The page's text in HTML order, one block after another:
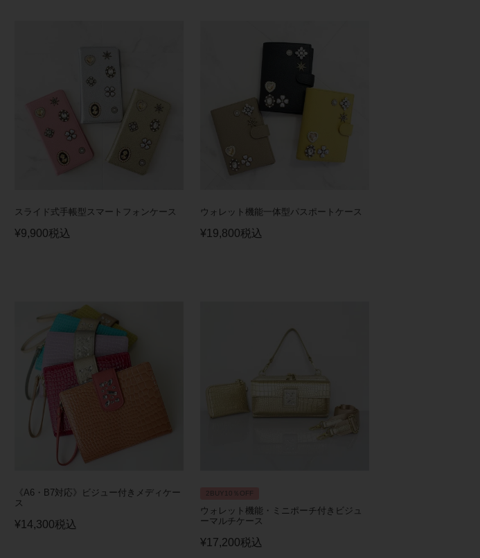
スライド式手帳型スマートフォンケース
¥9,900税込
ウォレット機能一体型パスポートケース
¥19,800税込
《A6・B7対応》ビジュー付きメディケー
ス
¥14,300税込
2BUY10％OFF
ウォレット機能・ミニポーチ付きビジュ
ーマルチケース
¥17,200税込